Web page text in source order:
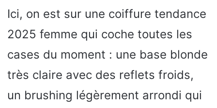
Ici, on est sur une coiffure tendance
2025 femme qui coche toutes les
cases du moment : une base blonde
très claire avec des reflets froids,
un brushing légèrement arrondi qui